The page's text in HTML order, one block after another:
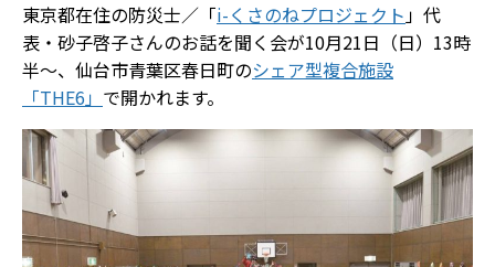
東京都在住の防災士／「i-くさのねプロジェクト」代
表・砂子啓子さんのお話を聞く会が10月21日（日）13時
半～、仙台市青葉区春日町のシェア型複合施設
「THE6」 で開かれます。